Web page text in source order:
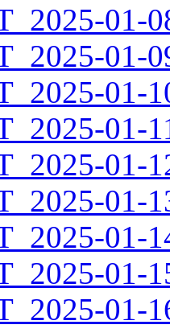
01-
01-
01-
01-
01-
01-
01-
01-
01-